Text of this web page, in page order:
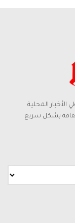
المحلية
بشكل سريع